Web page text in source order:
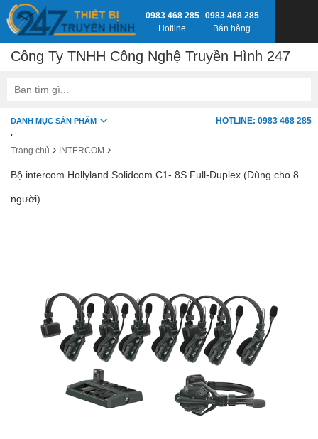
google-site-verification=fSxkTzlyAV278H0_7LAVZEjJh2zdXsbKQ-
Trang chủ › INTERCOM ›
Bộ intercom Hollyland Solidcom C1- 8S Full-Duplex (Dùng cho 8
người)
0983 468 285
Hotline
0983 468 285
Bán hàng
Công Ty TNHH Công Nghệ Truyền Hình 247
DANH MỤC SẢN PHẨM HOTLINE: 0983 468 285